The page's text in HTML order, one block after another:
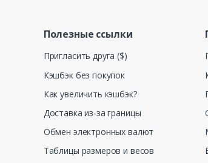
Полезные ссылки
Пригласить друга ($)
Кэшбэк без покупок
Как увеличить кэшбэк?
Доставка из-за границы
Обмен электронных валют
Таблицы размеров и весов